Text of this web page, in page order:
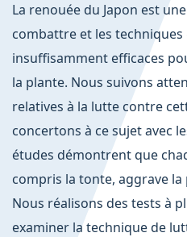
La renouée du Japon est
combattre et les techniques
insuffisamment efficaces
la plante. Nous suivons
relatives à la lutte contre
concertons à ce sujet avec
études démontrent que
compris la tonte, aggrave
Nous réalisons des tests à
examiner la technique de